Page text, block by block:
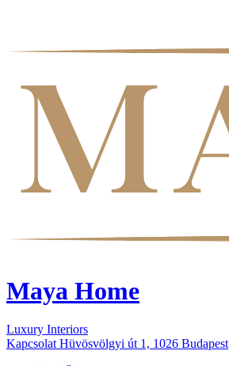
Maya Home
Luxury Interiors
Kapcsolat Hüvösvölgyi út 1, 1026 Budapest